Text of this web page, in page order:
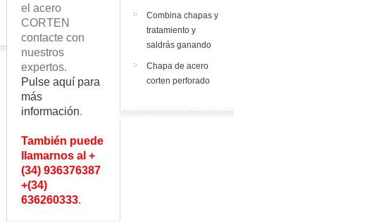
el acero
CORTEN
contacte con
nuestros
expertos.
Pulse aquí para
más
información.
También puede
llamarnos al +
(34) 936376387
+(34)
636260333.
Combina chapas y
tratamiento y
saldrás ganando
Chapa de acero
corten perforado